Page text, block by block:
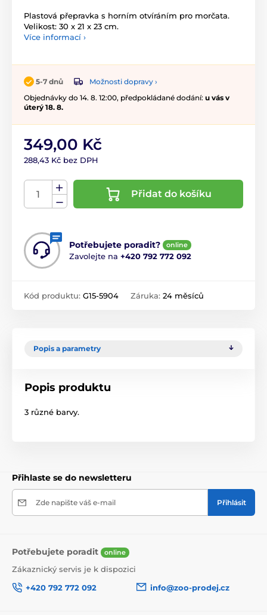
Plastová přepravka s horním otvíráním pro morčata.
Velikost: 30 x 21 x 23 cm.
Více informací ›
5-7 dnů
Možnosti dopravy ›
Objednávky do 14. 8. 12:00, předpokládané dodání: u vás v
úterý 18. 8.
349,00 Kč
288,43 Kč bez DPH
Přidat do košíku
Potřebujete poradit? online
Zavolejte na +420 792 772 092
Kód produktu: G15-5904 Záruka: 24 měsíců
Popis a parametry
Popis produktu
3 různé barvy.
Přihlaste se do newsletteru
Zde napište váš e-mail Přihlásit
Potřebujete poradit online
Zákaznický servis je k dispozici
+420 792 772 092
info@zoo-prodej.cz